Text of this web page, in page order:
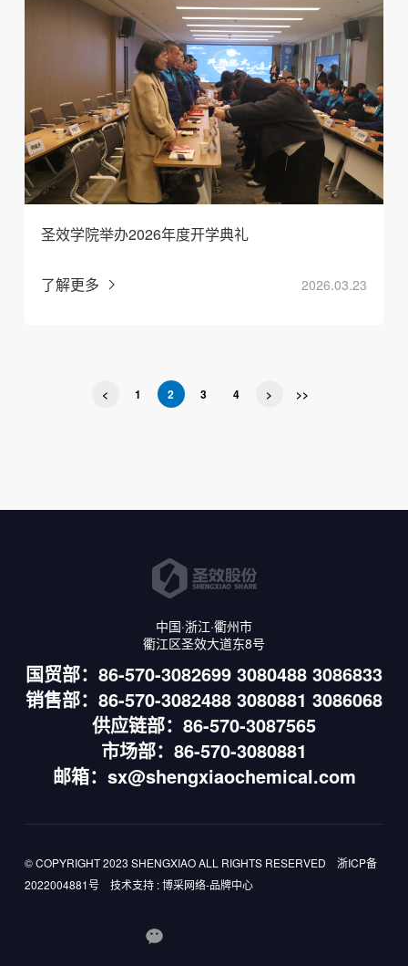
圣效学院举办2026年度开学典礼
了解更多 2026.03.23
< 1 2 3 4 > >>
中国·浙江·衢州市
衢江区圣效大道东8号
国贸部：86-570-3082699 3080488 3086833
销售部：86-570-3082488 3080881 3086068
供应链部：86-570-3087565
市场部：86-570-3080881
邮箱：sx@shengxiaochemical.com
© COPYRIGHT 2023 SHENGXIAO ALL RIGHTS RESERVED 浙ICP备
2022004881号
技术支持 :博采网络-品牌中心